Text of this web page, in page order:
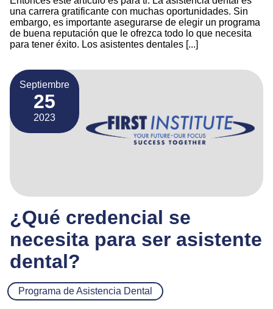
una carrera gratificante con muchas oportunidades. Sin
embargo, es importante asegurarse de elegir un programa
de buena reputación que le ofrezca todo lo que necesita
para tener éxito. Los asistentes dentales [...]
Septiembre
25
2023
¿Qué credencial se
necesita para ser asistente
dental?
Programa de Asistencia Dental